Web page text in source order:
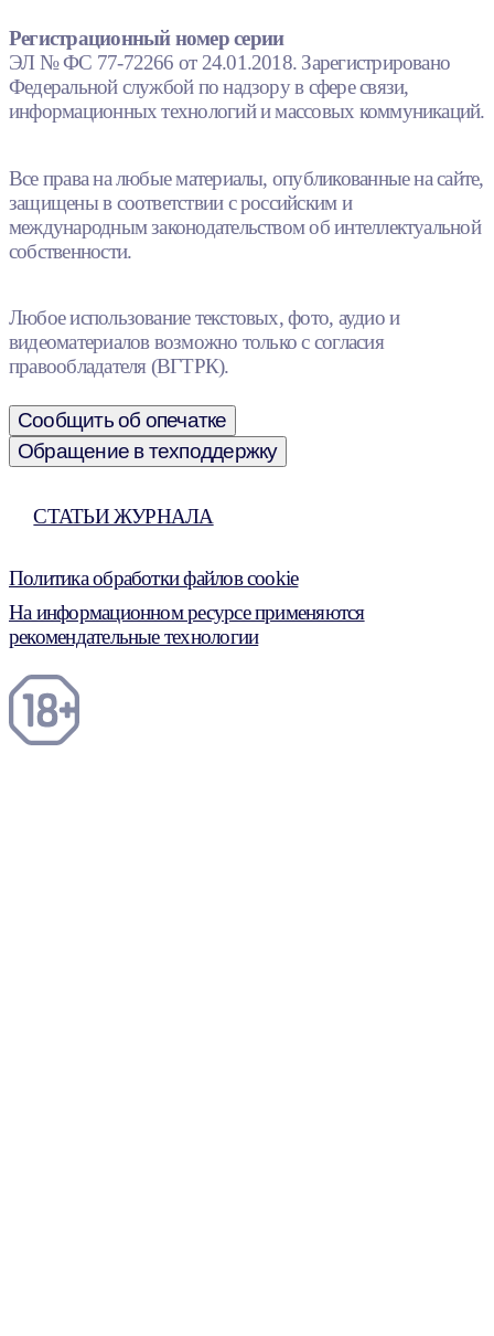
Регистрационный номер серии
ЭЛ № ФС 77-72266 от 24.01.2018. Зарегистрировано
Федеральной службой по надзору в сфере связи,
информационных технологий и массовых коммуникаций.
Все права на любые материалы, опубликованные на сайте,
защищены в соответствии с российским и
международным законодательством об интеллектуальной
собственности.
Любое использование текстовых, фото, аудио и
видеоматериалов возможно только с согласия
правообладателя (ВГТРК).
Сообщить об опечатке
Обращение в техподдержку
СТАТЬИ ЖУРНАЛА
Политика обработки файлов cookie
На информационном ресурсе применяются
рекомендательные технологии